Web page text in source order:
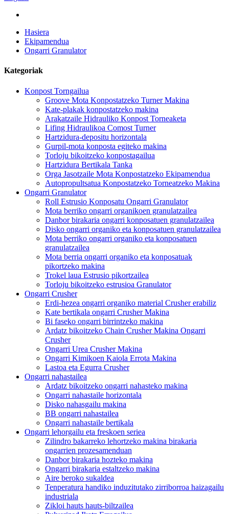
Hasiera
Ekipamendua
Ongarri Granulator
Kategoriak
Konpost Torngailua
Groove Mota Konpostatzeko Turner Makina
Kate-plakak konpostatzeko makina
Arakatzaile Hidrauliko Konpost Torneaketa
Lifing Hidraulikoa Comost Turner
Hartzidura-depositu horizontala
Gurpil-mota konposta egiteko makina
Torloju bikoitzeko konpostagailua
Hartzidura Bertikala Tanka
Orga Jasotzaile Mota Konpostatzeko Ekipamendua
Autopropultsatua Konpostatzeko Torneatzeko Makina
Ongarri Granulator
Roll Estrusio Konposatu Ongarri Granulator
Mota berriko ongarri organikoen granulatzailea
Danbor birakaria ongarri konposatuen granulatzailea
Disko ongarri organiko eta konposatuen granulatzailea
Mota berriko ongarri organiko eta konposatuen
granulatzailea
Mota berria ongarri organiko eta konposatuak
pikortzeko makina
Trokel laua Estrusio pikortzailea
Torloju bikoitzeko estrusioa Granulator
Ongarri Crusher
Erdi-hezea ongarri organiko material Crusher erabiliz
Kate bertikala ongarri Crusher Makina
Bi faseko ongarri birrintzeko makina
Ardatz bikoitzeko Chain Crusher Makina Ongarri
Crusher
Ongarri Urea Crusher Makina
Ongarri Kimikoen Kaiola Errota Makina
Lastoa eta Egurra Crusher
Ongarri nahastailea
Ardatz bikoitzeko ongarri nahasteko makina
Ongarri nahastaile horizontala
Disko nahasgailu makina
BB ongarri nahastailea
Ongarri nahastaile bertikala
Ongarri lehorgailu eta freskoen seriea
Zilindro bakarreko lehortzeko makina birakaria
ongarrien prozesamenduan
Danbor birakaria hozteko makina
Ongarri birakaria estaltzeko makina
Aire beroko sukaldea
Tenperatura handiko induzitutako zirriborroa haizagailu
industriala
Zikloi hauts hauts-biltzailea